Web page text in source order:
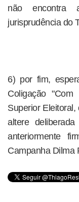
não encontra
jurisprudência do
6) por fim,
Coligação
Superior
altere
anteriormente
Campanha Dilma